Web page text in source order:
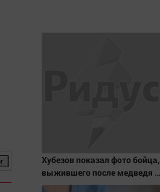
Хубезов показал фото бойца,
выжившего после медведя и
молнии